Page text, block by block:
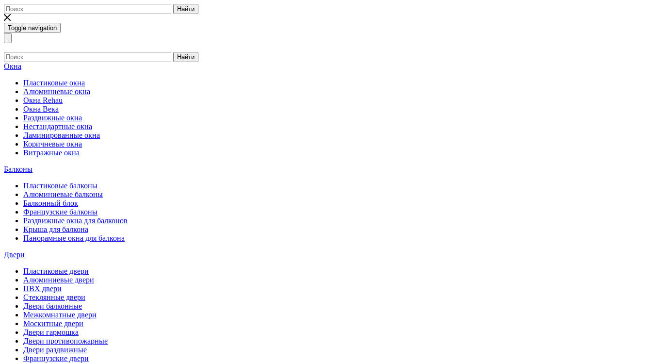
Найти
Toggle navigation
Найти
Окна
Пластиковые окна
Алюминиевые окна
Окна Rehau
Окна Века
Раздвижные окна
Нестандартные окна
Ламинированные окна
Коричневые окна
Витражные окна
Балконы
Пластиковые балконы
Алюминиевые балконы
Балконный блок
Французские балконы
Раздвижные окна для балконов
Крыша для балкона
Панорамные окна для балкона
Двери
Пластиковые двери
Алюминиевые двери
ПВХ двери
Стеклянные двери
Двери балконные
Межкомнатные двери
Москитные двери
Двери гармошка
Двери противопожарные
Двери раздвижные
Французские двери